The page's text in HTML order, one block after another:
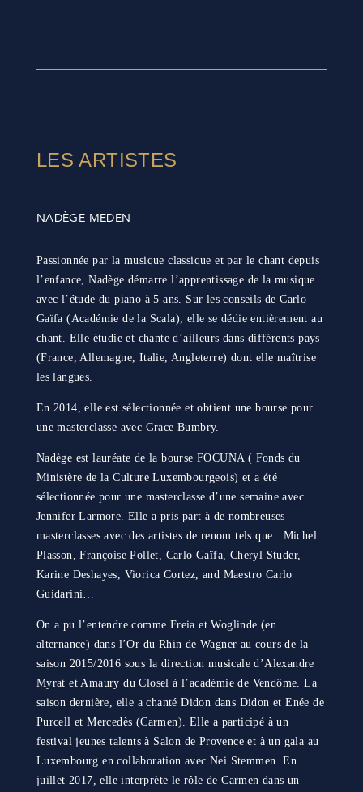
LES ARTISTES
NADÈGE MEDEN
Passionnée par la musique classique et par le chant depuis
l’enfance, Nadège démarre l’apprentissage de la musique
avec l’étude du piano à 5 ans. Sur les conseils de Carlo
Gaïfa (Académie de la Scala), elle se dédie entièrement au
chant. Elle étudie et chante d’ailleurs dans différents pays
(France, Allemagne, Italie, Angleterre) dont elle maîtrise
les langues.
En 2014, elle est sélectionnée et obtient une bourse pour
une masterclasse avec Grace Bumbry.
Nadège est lauréate de la bourse FOCUNA ( Fonds du
Ministère de la Culture Luxembourgeois) et a été
sélectionnée pour une masterclasse d’une semaine avec
Jennifer Larmore. Elle a pris part à de nombreuses
masterclasses avec des artistes de renom tels que : Michel
Plasson, Françoise Pollet, Carlo Gaïfa, Cheryl Studer,
Karine Deshayes, Viorica Cortez, and Maestro Carlo
Guidarini…
On a pu l’entendre comme Freia et Woglinde (en
alternance) dans l’Or du Rhin de Wagner au cours de la
saison 2015/2016 sous la direction musicale d’Alexandre
Myrat et Amaury du Closel à l’académie de Vendôme. La
saison dernière, elle a chanté Didon dans Didon et Enée de
Purcell et Mercedès (Carmen). Elle a participé à un
festival jeunes talents à Salon de Provence et à un gala au
Luxembourg en collaboration avec Nei Stemmen. En
juillet 2017, elle interprète le rôle de Carmen dans un